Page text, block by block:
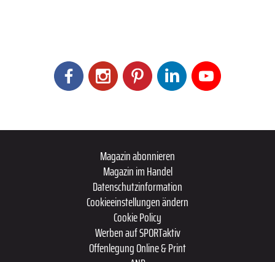
Magazin abonnieren
Magazin im Handel
Datenschutzinformation
Cookieeinstellungen ändern
Cookie Policy
Werben auf SPORTaktiv
Offenlegung Online & Print